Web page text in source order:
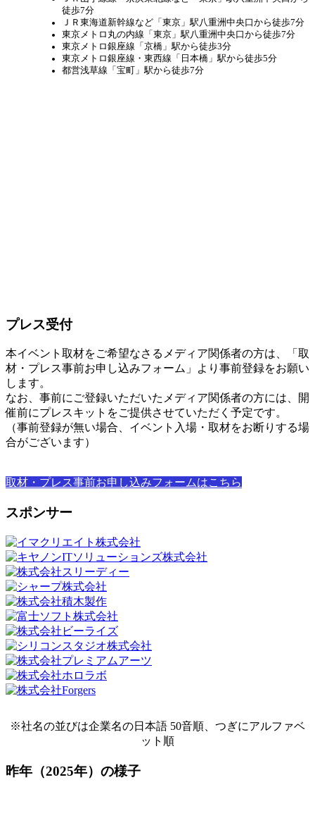
徒歩7分
ＪＲ東海道新幹線など「東京」駅八重洲中央口から徒歩7分
東京メトロ丸の内線「東京」駅八重洲中央口から徒歩7分
東京メトロ銀座線「京橋」駅から徒歩3分
東京メトロ銀座線・東西線「日本橋」駅から徒歩5分
都営浅草線「宝町」駅から徒歩7分
プレス受付
本イベント取材をご希望なさるメディア関係者の方は、「取
材・プレス事前お申し込みフォーム」より事前登録をお願い
します。
なお、事前にご登録いただいたメディア関係者の方には、開
催前にプレスキットをご提供させていただく予定です。
（事前登録が無い場合、イベント入場・取材をお断りする場
合がございます）
取材・プレス事前お申し込みフォームはこちら
スポンサー
※社名の並びは企業名の日本語 50音順、つぎにアルファベ
ット順
昨年（2025年）の様子